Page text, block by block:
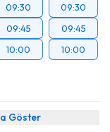
09:30
09:45
10:00
09:30
09:45
10:00
Göster